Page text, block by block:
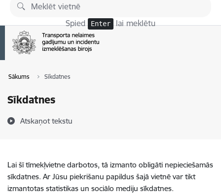
Pāriet uz lapas saturu
Spied Enter lai meklētu
Sākums Sīkdatnes
Sīkdatnes
Atskaņot tekstu
Lai šī tīmekļvietne darbotos, tā izmanto obligāti nepieciešamās
sīkdatnes. Ar Jūsu piekrišanu papildus šajā vietnē var tikt
izmantotas statistikas un sociālo mediju sīkdatnes.